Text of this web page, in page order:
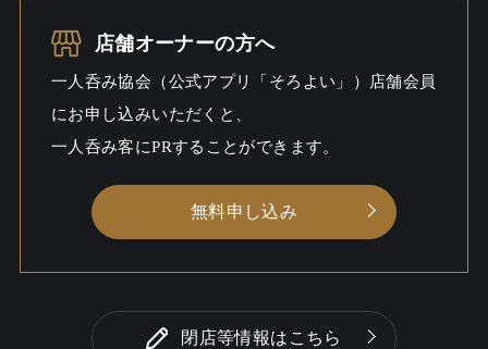
一人呑み予算 2000円～6000円
お酒 ウイスキー
一人呑み
しっとり
店舗オーナーの方へ
一人呑み協会（公式アプリ「そろよい」）店舗会員
にお申し込みいただくと、
一人呑み客にPRすることができます。
無料申し込み
閉店等情報はこちら